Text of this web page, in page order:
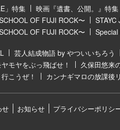
」特集 映画『遺書、公開。』特集
OF FUJI ROCK〜
OF FUJI ROCK〜
芸人結成物語 by やついいちろう
モヤをぶっ飛ばせ！
久保田悠来
こうぜ！
カンナギマロの放課後
せ お知らせ プライバシーポリシ